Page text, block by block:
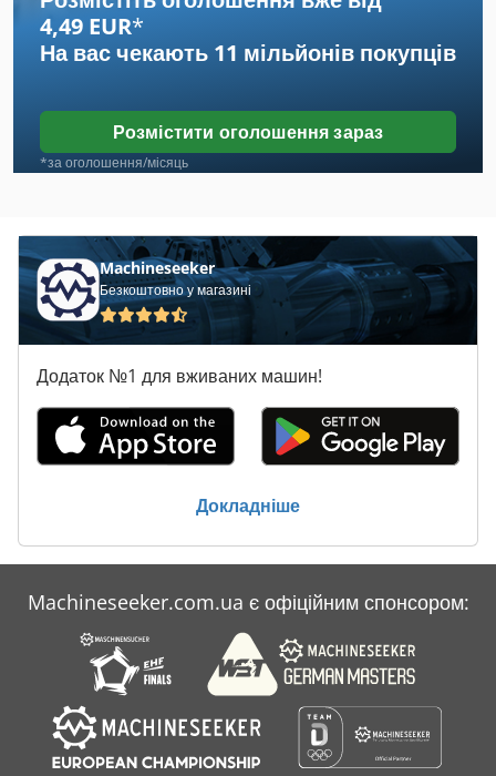
Case Ih 4420
Case Ih 5130
Case Ih 633
Case Ih 733 A
Case Ih 833 A
Case Ih 8930
Case Ih 9230
Case Ih 9330
Case Ih 9370
Case Ih Maxxum 140
Case Ih Maxxum 5120
Case Ih Maxxum 5140
Case Ih Mx 230
4,49 EUR*
На вас чекають 11 мільйонів покупців
Розмістити оголошення зараз
*за оголошення/місяць
Machineseeker
Безкоштовно у магазині
Додаток №1 для вживаних машин!
Докладніше
Machineseeker.com.ua є офіційним спонсором: